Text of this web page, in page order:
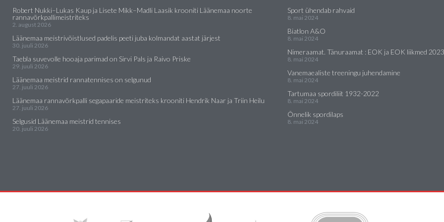
Robert Nukki–Lukas Kaup ja Lisete Mikk–Madli Laasik krooniti Läänemaa noorte
rannavõrkpallimeistriteks
2. august 2026
Läänemaa meistrivõistlused padelis peeti juba kolmandat aastat järjest
30. juuli 2026
Taebla suvevolle hooaja parimad on Sirvi Pals ja Raivo Priske
29. juuli 2026
Läänemaa meistrid rannatennises on selgunud
27. juuli 2026
Läänemaa rannavõrkpalli segapaaride meistriteks krooniti Hendrik Naar ja Triin Heilu
27. juuli 2026
Selgusid Läänemaa meistrid tennises
20. juuli 2026
Sport ühendab rahvaid
8. mai 2024
Biatlon A&O
8. mai 2024
Nimeraamat. Tänuraamat : EOK ja EOK liikmed 2023
8. mai 2024
Vanemaealiste treeningu juhendamine
8. mai 2024
Tartumaa spordiliit 1932-2022
8. mai 2024
Õnnelik spordilaps
8. mai 2024